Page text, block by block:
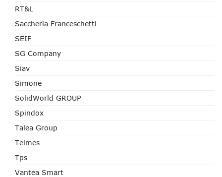
RT&L
Saccheria Franceschetti
SEIF
SG Company
Siav
Simone
SolidWorld GROUP
Spindox
Talea Group
Telmes
Tps
Vantea Smart